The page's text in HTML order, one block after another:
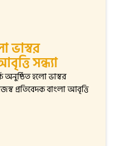
ভাস্বর
সন্ধ্যা
অনুষ্ঠিত হলো ভাস্বর
প্রতিবেদক বাংলা আবৃত্তি